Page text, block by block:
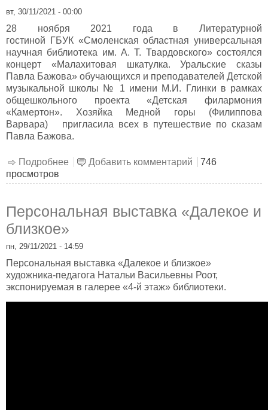
вт, 30/11/2021 - 00:00
28 ноября 2021 года в Литературной
гостиной ГБУК «Смоленская областная универсальная
научная библиотека им. А. Т. Твардовского» состоялся
концерт «Малахитовая шкатулка. Уральские сказы
Павла Бажова» обучающихся и преподавателей Детской
музыкальной школы № 1 имени М.И. Глинки в рамках
общешкольного проекта «Детская филармония
«Камертон». Хозяйка Медной горы (Филиппова
Варвара) пригласила всех в путешествие по сказам
Павла Бажова.
Подробнее о Малахитовая шкатулка. Уральские сказы
Добавить комментарий
746
просмотров
Персональная выставка «Далекое и
близкое»
пн, 29/11/2021 - 14:59
Персональная выставка «Далекое и близкое»
художника-педагога Натальи Васильевны Роот,
экспонируемая в галерее «4-й этаж» библиотеки.